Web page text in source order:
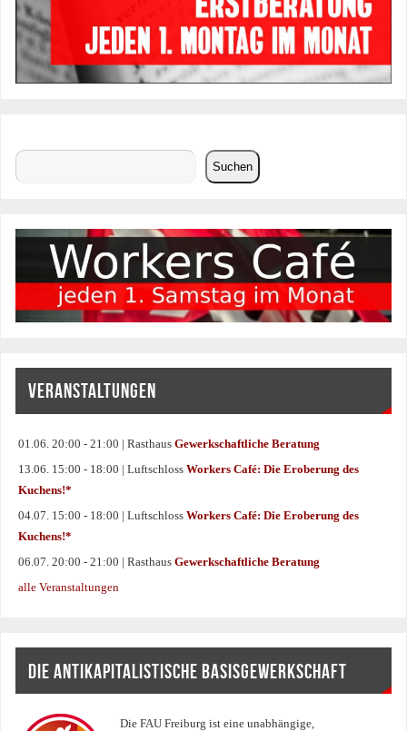
Suchen
VERANSTALTUNGEN
01.06. 20:00 - 21:00 | RasthausGewerkschaftliche Beratung
13.06. 15:00 - 18:00 | LuftschlossWorkers Café: Die Eroberung des
Kuchens!*
04.07. 15:00 - 18:00 | LuftschlossWorkers Café: Die Eroberung des
Kuchens!*
06.07. 20:00 - 21:00 | RasthausGewerkschaftliche Beratung
alle Veranstaltungen
DIE ANTIKAPITALISTISCHE BASISGEWERKSCHAFT
Die FAU Freiburg ist eine un­abhängige,